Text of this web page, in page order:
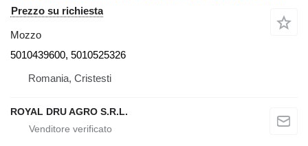
Prezzo su richiesta
Mozzo
5010439600, 5010525326
Romania, Cristesti
ROYAL DRU AGRO S.R.L.